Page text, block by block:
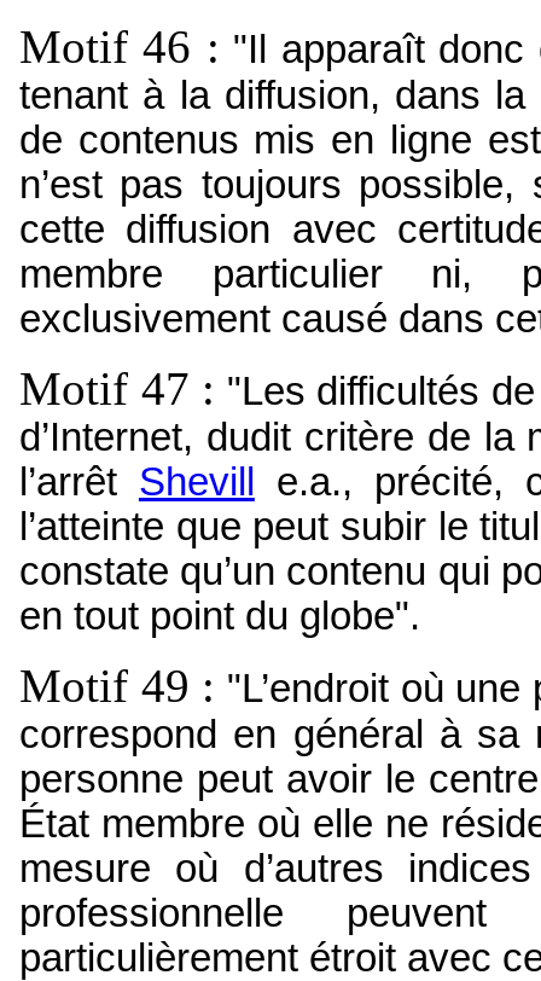
Motif 46 : "Il apparaît donc
tenant à la diffusion, dans
de contenus mis en ligne
n’est pas toujours
cette diffusion avec
membre particulier ni,
exclusivement causé dans
Motif 47 : "Les difficultés
d’Internet, dudit critère de
l’arrêt Shevill
e.a., précité,
l’atteinte que peut subir le
constate qu’un contenu qui
en tout point du globe".
Motif 49 : "L’endroit où
correspond en général à sa
personne peut avoir le
État membre où elle ne
mesure où d’autres
professionnelle
particulièrement étroit avec